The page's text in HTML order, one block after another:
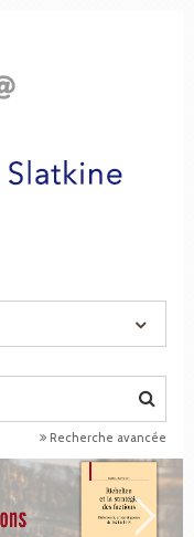
Recherche avancée